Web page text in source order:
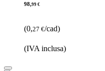
98,99 €
(0,27 €/cad)
(IVA inclusa)